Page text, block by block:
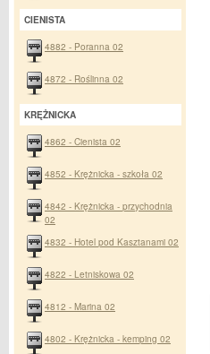
CIENISTA
4882 - Poranna 02
4872 - Roślinna 02
KRĘŻNICKA
4862 - Cienista 02
4852 - Krężnicka - szkoła 02
4842 - Krężnicka - przychodnia
02
4832 - Hotel pod Kasztanami 02
4822 - Letniskowa 02
4812 - Marina 02
4802 - Krężnicka - kemping 02